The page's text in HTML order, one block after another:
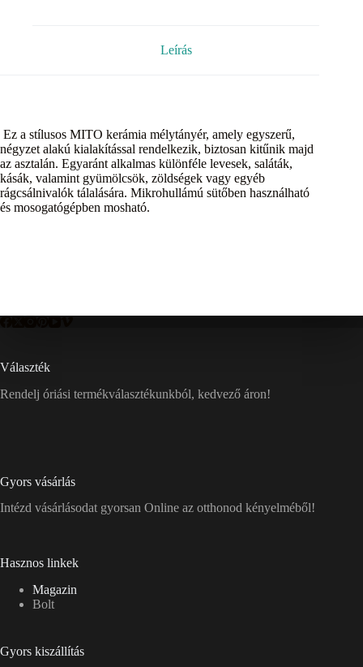
Leírás
Ez a stílusos MITO kerámia mélytányér, amely egyszerű,
négyzet alakú kialakítással rendelkezik, biztosan kitűnik majd
az asztalán. Egyaránt alkalmas különféle levesek, saláták,
kásák, valamint gyümölcsök, zöldségek vagy egyéb
rágcsálnivalók tálalására. Mikrohullámú sütőben használható
és mosogatógépben mosható.
Választék
Rendelj óriási termékválasztékunkból, kedvező áron!
Gyors vásárlás
Intézd vásárlásodat gyorsan Online az otthonod kényelméből!
Hasznos linkek
Magazin
Bolt
Gyors kiszállítás